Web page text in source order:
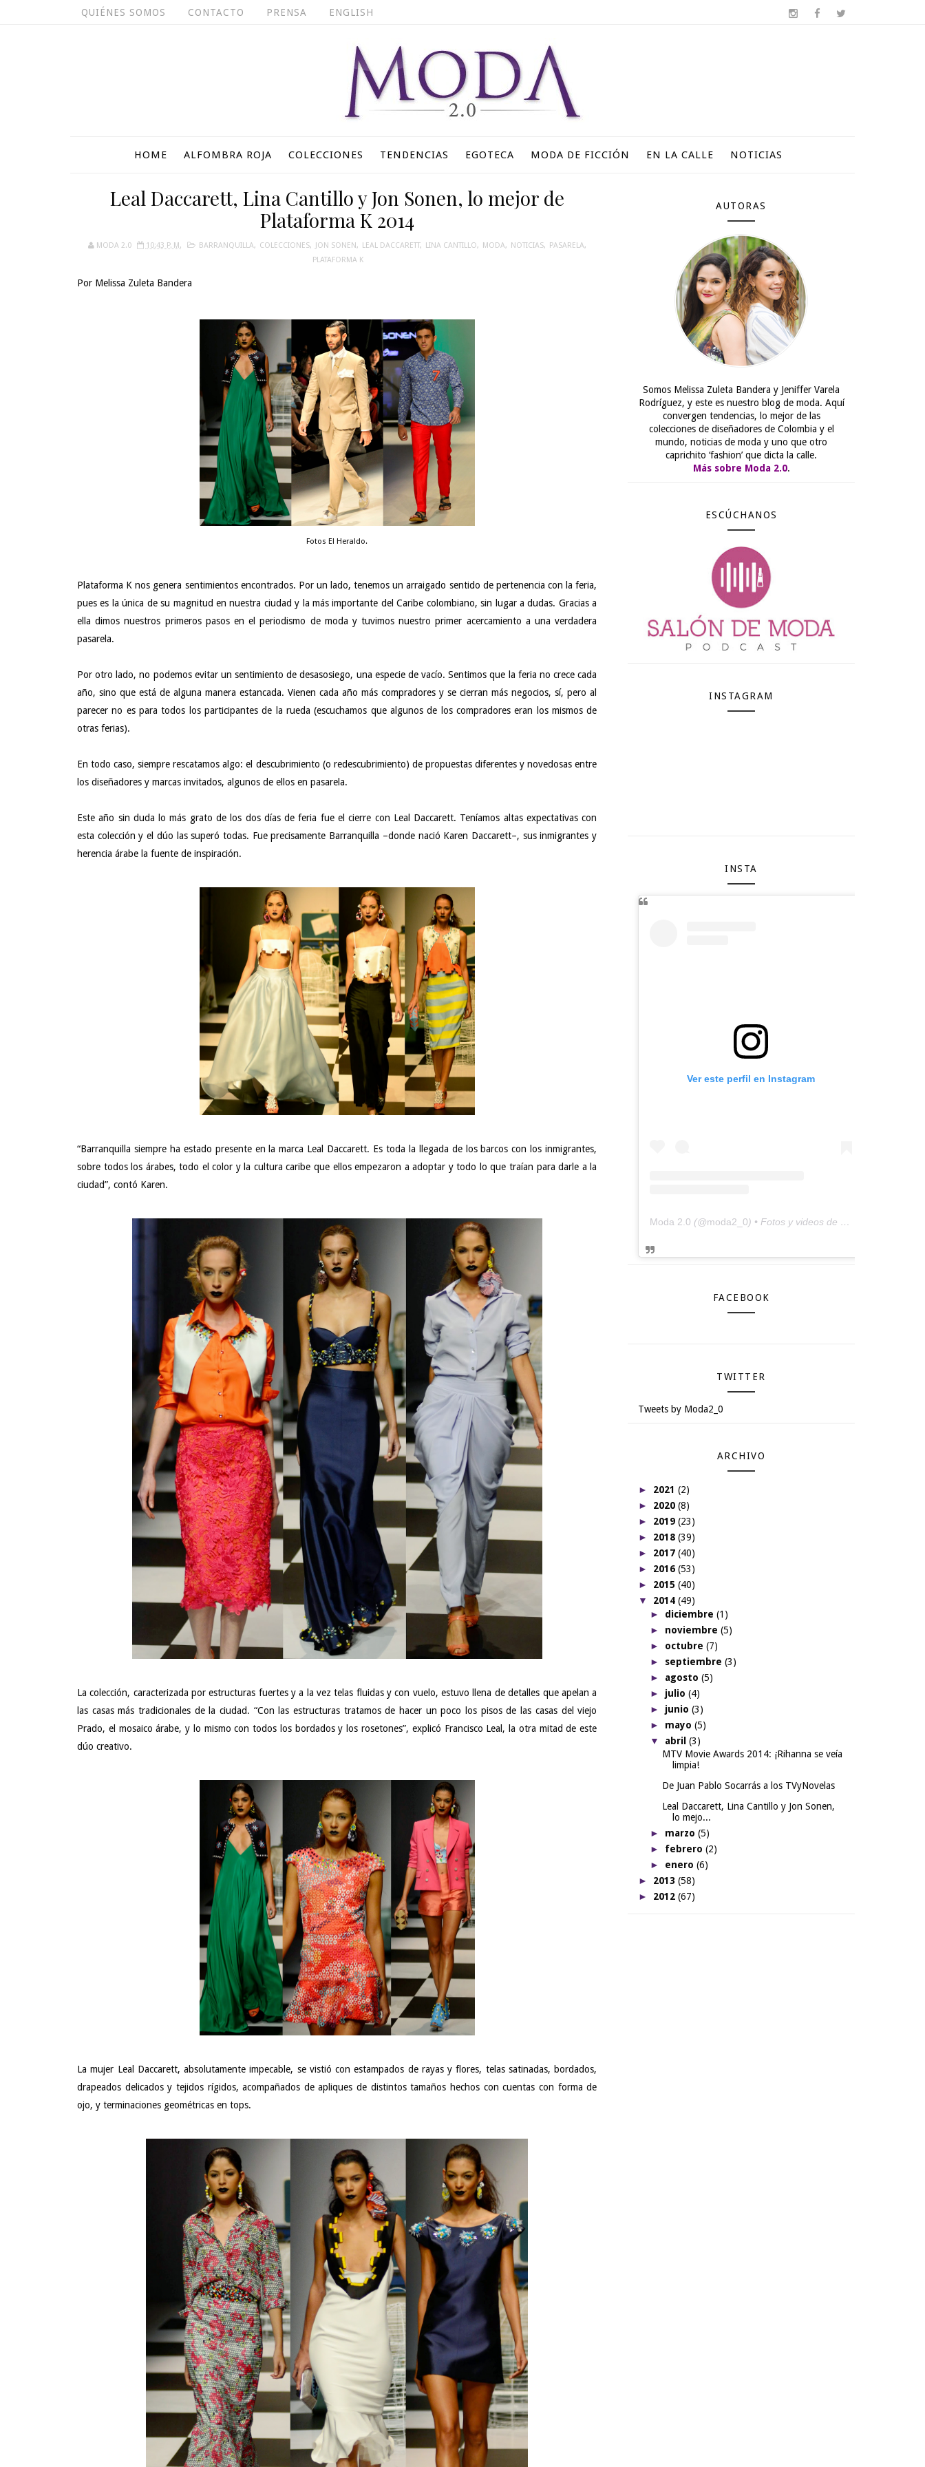
QUIÉNES SOMOS CONTACTO PRENSA ENGLISH
HOME ALFOMBRA ROJA COLECCIONES TENDENCIAS EGOTECA MODA DE FICCIÓN EN LA CALLE NOTICIAS
Leal Daccarett, Lina Cantillo y Jon Sonen, lo mejor de
Plataforma K 2014
MODA 2.0 10:43 P. M. BARRANQUILLA, COLECCIONES, JON SONEN, LEAL DACCARETT, LINA CANTILLO, MODA, NOTICIAS, PASARELA,
PLATAFORMA K
Por Melissa Zuleta Bandera
Fotos El Heraldo.
Plataforma K nos genera sentimientos encontrados. Por un lado, tenemos un arraigado sentido de pertenencia con la feria,
pues es la única de su magnitud en nuestra ciudad y la más importante del Caribe colombiano, sin lugar a dudas. Gracias a
ella dimos nuestros primeros pasos en el periodismo de moda y tuvimos nuestro primer acercamiento a una verdadera
pasarela.
Por otro lado, no podemos evitar un sentimiento de desasosiego, una especie de vacío. Sentimos que la feria no crece cada
año, sino que está de alguna manera estancada. Vienen cada año más compradores y se cierran más negocios, sí, pero al
parecer no es para todos los participantes de la rueda (escuchamos que algunos de los compradores eran los mismos de
otras ferias).
En todo caso, siempre rescatamos algo: el descubrimiento (o redescubrimiento) de propuestas diferentes y novedosas entre
los diseñadores y marcas invitados, algunos de ellos en pasarela.
Este año sin duda lo más grato de los dos días de feria fue el cierre con Leal Daccarett. Teníamos altas expectativas con
esta colección y el dúo las superó todas. Fue precisamente Barranquilla –donde nació Karen Daccarett–, sus inmigrantes y
herencia árabe la fuente de inspiración.
“Barranquilla siempre ha estado presente en la marca Leal Daccarett. Es toda la llegada de los barcos con los inmigrantes,
sobre todos los árabes, todo el color y la cultura caribe que ellos empezaron a adoptar y todo lo que traían para darle a la
ciudad”, contó Karen.
La colección, caracterizada por estructuras fuertes y a la vez telas fluidas y con vuelo, estuvo llena de detalles que apelan a
las casas más tradicionales de la ciudad. “Con las estructuras tratamos de hacer un poco los pisos de las casas del viejo
Prado, el mosaico árabe, y lo mismo con todos los bordados y los rosetones”, explicó Francisco Leal, la otra mitad de este
dúo creativo.
La mujer Leal Daccarett, absolutamente impecable, se vistió con estampados de rayas y flores, telas satinadas, bordados,
drapeados delicados y tejidos rígidos, acompañados de apliques de distintos tamaños hechos con cuentas con forma de
ojo, y terminaciones geométricas en tops.
AUTORAS
Somos Melissa Zuleta Bandera y Jeniffer Varela
Rodríguez, y este es nuestro blog de moda. Aquí
convergen tendencias, lo mejor de las
colecciones de diseñadores de Colombia y el
mundo, noticias de moda y uno que otro
caprichito ‘fashion’ que dicta la calle.
Más sobre Moda 2.0.
ESCÚCHANOS
INSTAGRAM
INSTA
Ver este perfil en Instagram
Moda 2.0 (@moda2_0) • Fotos y videos de Instagram
FACEBOOK
TWITTER
Tweets by Moda2_0
ARCHIVO
► 2021 (2)
► 2020 (8)
► 2019 (23)
► 2018 (39)
► 2017 (40)
► 2016 (53)
► 2015 (40)
▼ 2014 (49)
► diciembre (1)
► noviembre (5)
► octubre (7)
► septiembre (3)
► agosto (5)
► julio (4)
► junio (3)
► mayo (5)
▼ abril (3)
MTV Movie Awards 2014: ¡Rihanna se veía
limpia!
De Juan Pablo Socarrás a los TVyNovelas
Leal Daccarett, Lina Cantillo y Jon Sonen,
lo mejo...
► marzo (5)
► febrero (2)
► enero (6)
► 2013 (58)
► 2012 (67)